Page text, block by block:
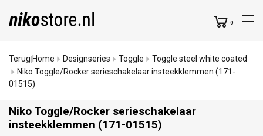
0
Terug Home Designseries Toggle
Toggle steel white coated
Niko Toggle/Rocker serieschakelaar insteekklemmen (171-
01515)
Niko Toggle/Rocker serieschakelaar
insteekklemmen (171-01515)